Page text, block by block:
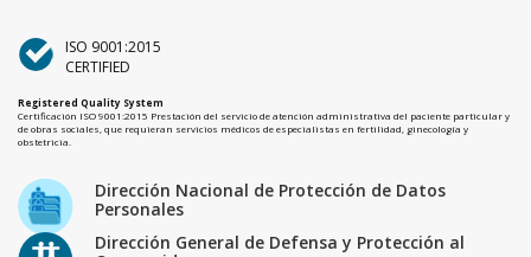
ISO 9001:2015
CERTIFIED
Registered Quality System
Certificación ISO 9001:2015 Prestación del servicio de atención administrativa del paciente particular y
de obras sociales, que requieran servicios médicos de especialistas en fertilidad, ginecología y
obstetricia.
Dirección Nacional de Protección de Datos
Personales
Dirección General de Defensa y Protección al